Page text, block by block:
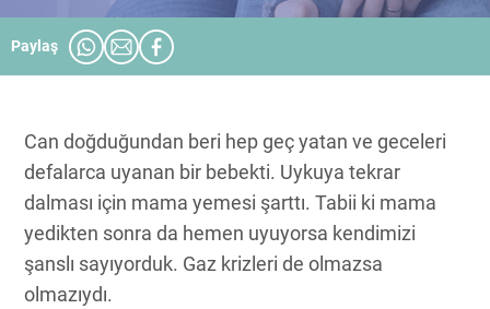
Paylaş
Can doğduğundan beri hep geç yatan ve geceleri
defalarca uyanan bir bebekti. Uykuya tekrar
dalması için mama yemesi şarttı. Tabii ki mama
yedikten sonra da hemen uyuyorsa kendimizi
şanslı sayıyorduk. Gaz krizleri de olmazsa
olmazıydı.